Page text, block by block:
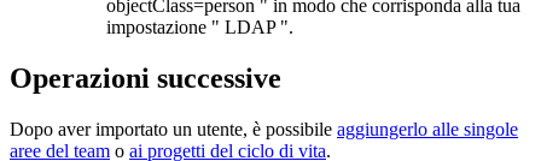
objectClass=person " in modo che corrisponda alla tua
impostazione " LDAP ".
Operazioni successive
Dopo aver importato un utente, è possibile aggiungerlo alle singole
aree del team o ai progetti del ciclo di vita.